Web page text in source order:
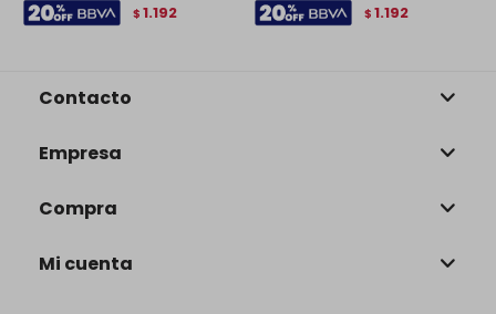
$ 1.192 $ 1.192
Contacto
Empresa
Compra
Mi cuenta